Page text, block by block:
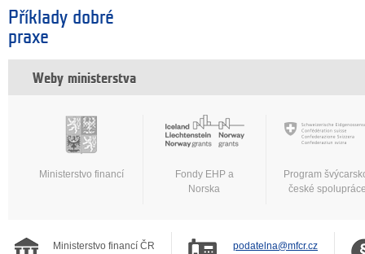
Příklady dobré
praxe
Weby ministerstva
Ministerstvo financí
Fondy EHP a
Norska
Program
české
Ministerstvo financí ČR
podatelna@mfcr.cz